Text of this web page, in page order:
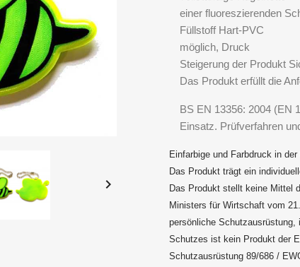

einer fluoreszierenden
Füllstoff Hart-PVC
möglich, Druck
Steigerung der Produkt
Das Produkt erfüllt die
BS EN 13356: 2004 (EN
Einsatz. Prüfverfahren
Einfarbige und Farbdruck in
Das Produkt trägt ein
Das Produkt stellt keine Mittel
Ministers für Wirtschaft vom
persönliche Schutzausrüstung,
Schutzes ist kein Produkt der
Schutzausrüstung 89/686 /